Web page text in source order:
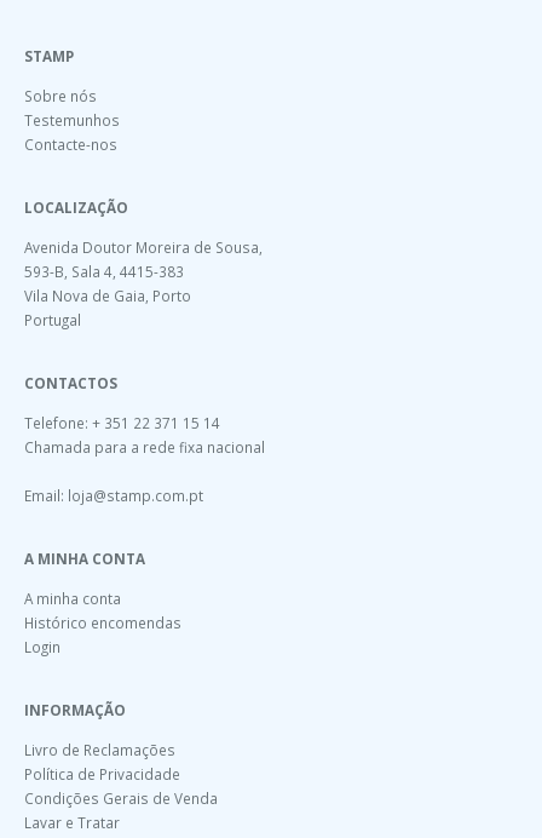
STAMP
Sobre nós
Testemunhos
Contacte-nos
LOCALIZAÇÃO
Avenida Doutor Moreira de Sousa,
593-B, Sala 4, 4415-383
Vila Nova de Gaia, Porto
Portugal
CONTACTOS
Telefone: + 351 22 371 15 14
Chamada para a rede fixa nacional
Email: loja@stamp.com.pt
A MINHA CONTA
A minha conta
Histórico encomendas
Login
INFORMAÇÃO
Livro de Reclamações
Política de Privacidade
Condições Gerais de Venda
Lavar e Tratar